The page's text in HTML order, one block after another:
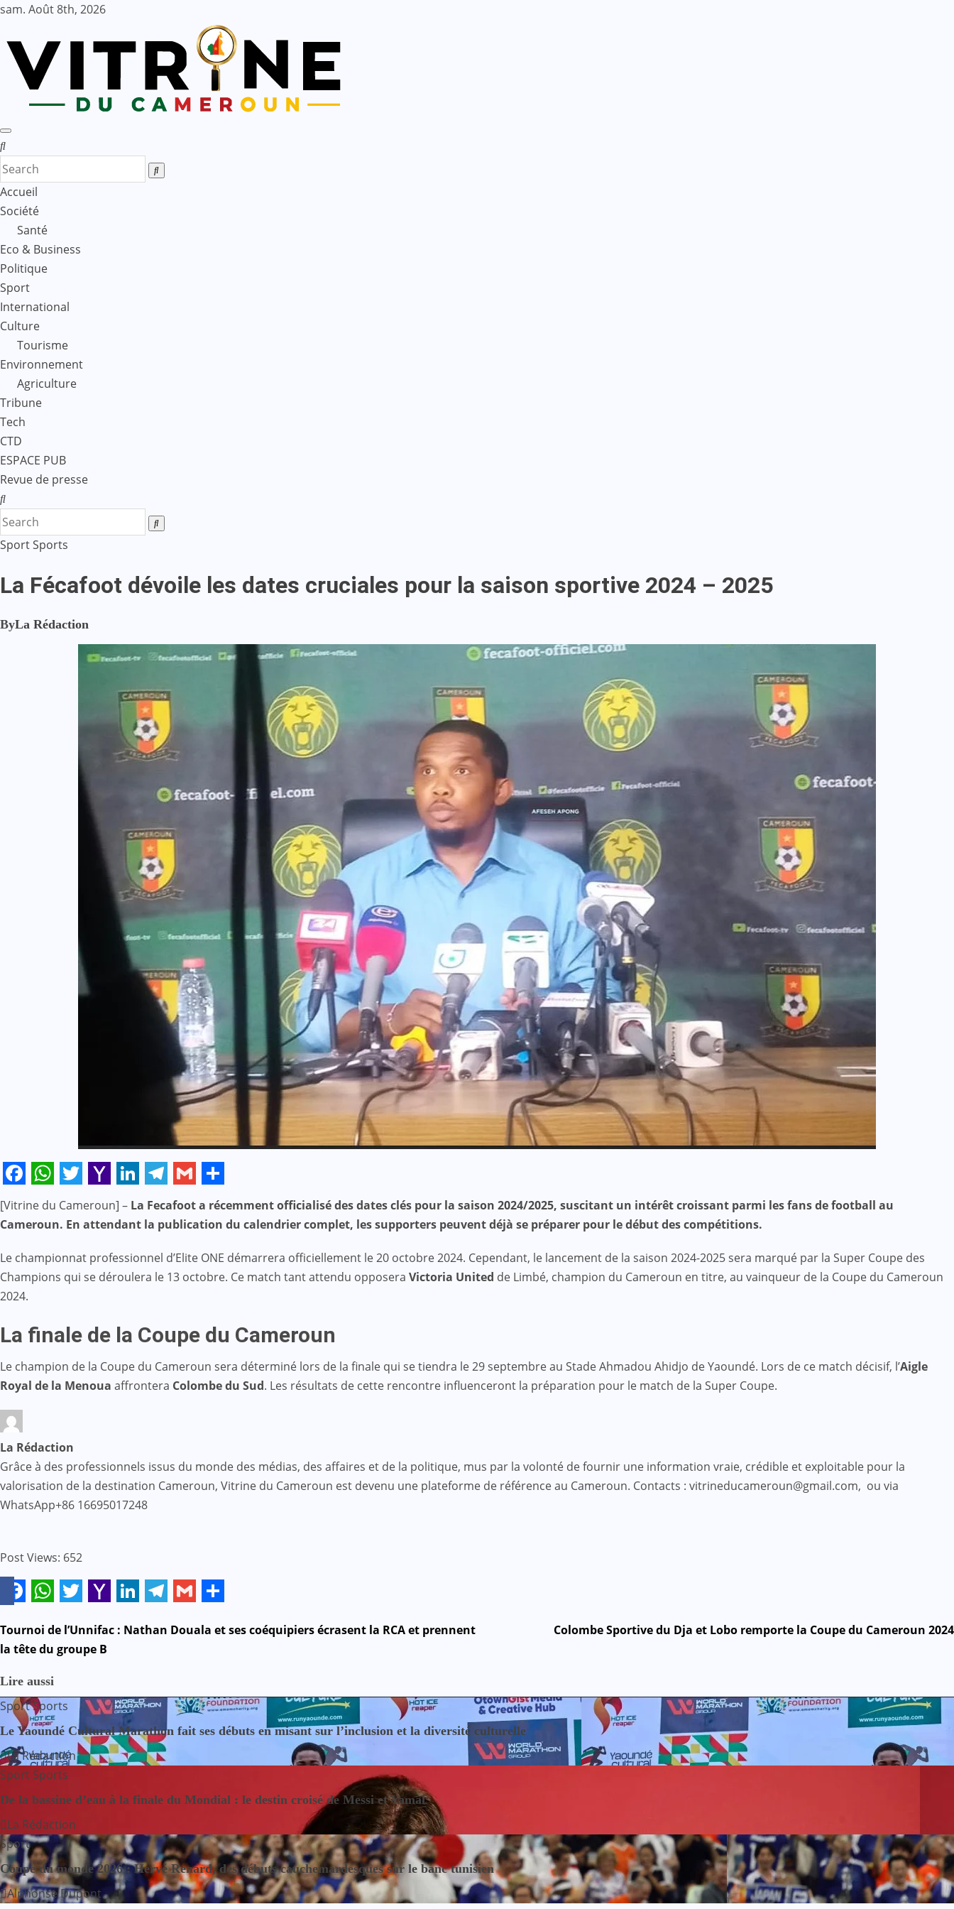
Skip
content
sam. Août 8th, 2026
Accueil
Société
Santé
Eco & Business
Politique
Sport
International
Culture
Tourisme
Environnement
Agriculture
Tribune
Tech
CTD
ESPACE PUB
Revue de presse
SportSports
La Fécafoot dévoile les dates cruciales pour la saison sportive 2024 – 2025
ByLa Rédaction
Facebook
WhatsApp
Twitter
Yahoo
Mail
LinkedIn
Telegram
Gmail
Share
[Vitrine du Cameroun] – La Fecafoot a récemment officialisé des dates clés pour la saison 2024/2025, suscitant un intérêt croissant parmi les fans de football au
Cameroun. En attendant la publication du calendrier complet, les supporters peuvent déjà se préparer pour le début des compétitions.
Le championnat professionnel d’Elite ONE démarrera officiellement le 20 octobre 2024. Cependant, le lancement de la saison 2024-2025 sera marqué par la Super Coupe des
Champions qui se déroulera le 13 octobre. Ce match tant attendu opposera Victoria United de Limbé, champion du Cameroun en titre, au vainqueur de la Coupe du Cameroun
2024.
La finale de la Coupe du Cameroun
Le champion de la Coupe du Cameroun sera déterminé lors de la finale qui se tiendra le 29 septembre au Stade Ahmadou Ahidjo de Yaoundé. Lors de ce match décisif, l’Aigle
Royal de la Menoua affrontera Colombe du Sud. Les résultats de cette rencontre influenceront la préparation pour le match de la Super Coupe.
La Rédaction
Grâce à des professionnels issus du monde des médias, des affaires et de la politique, mus par la volonté de fournir une information vraie, crédible et exploitable pour la
valorisation de la destination Cameroun, Vitrine du Cameroun est devenu une plateforme de référence au Cameroun. Contacts : vitrineducameroun@gmail.com, ou via
WhatsApp+86 16695017248
Post Views: 652
Facebook
Mail
N
v
i
g
a
t
i
o
n
Tournoi de l’Unnifac : Nathan Douala et ses coéquipiers écrasent la RCA et prennent
la tête du groupe B
Colombe Sportive du Dja et Lobo remporte la Coupe du Cameroun 2024
Lire aussi
SportSports
Le Yaoundé Cultural Marathon fait ses débuts en misant sur l’inclusion et la diversité culturelle
La Rédaction
Sport Sports
De la bassine d’eau à la finale du Mondial : le destin croisé de Messi et Yamal
La Rédaction
Sport
Coupe du monde 2026 : Hervé Renard, des débuts cauchemardesques sur le banc tunisien
Alphonse Dupont